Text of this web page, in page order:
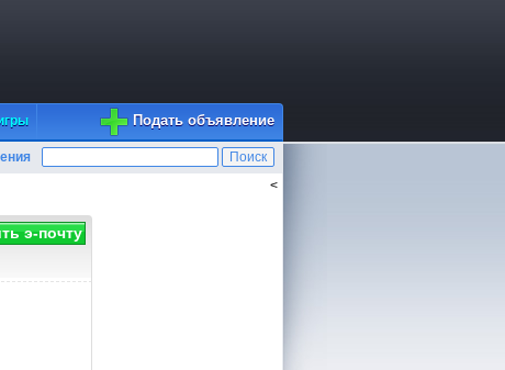
Подать объявление
э-почту
<